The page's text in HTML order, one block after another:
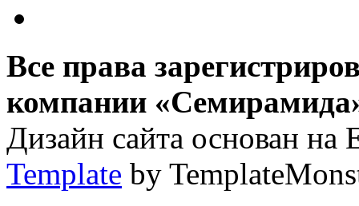
Все права
компании
Дизайн сайта основан
Template by